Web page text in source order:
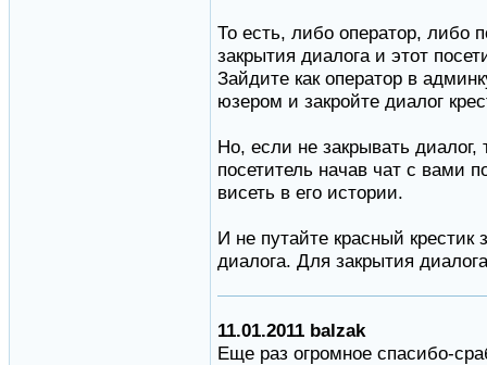
То есть, либо оператор, либо
закрытия диалога и этот
Зайдите как оператор в
юзером и закройте диалог
Но, если не закрывать
посетитель начав чат с вами
висеть в его истории.
И не путайте красный крестик
диалога. Для закрытия
11.01.2011 balzak
Еще раз огромное спасибо-